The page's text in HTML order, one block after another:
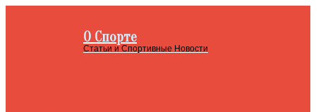
О Спорте
Статьи и Спортивные Новости